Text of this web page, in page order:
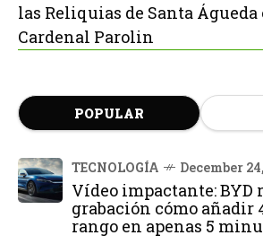
las Reliquias de Santa Águeda
Cardenal Parolin
POPULAR
TECNOLOGÍA December
Vídeo impactante: BYD
grabación cómo añadir
rango en apenas 5